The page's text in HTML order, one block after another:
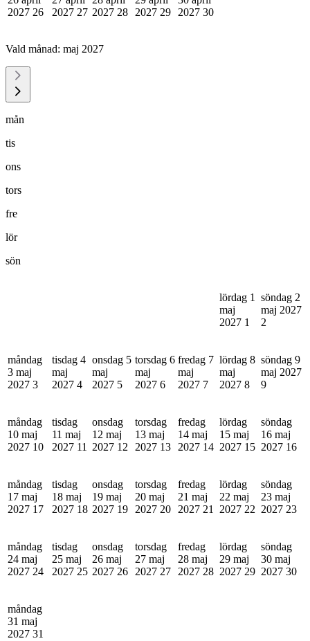
2027 26
2027 27 2027 28
2027 29
2027 30
Vald månad: maj 2027
mån
tis
ons
tors
fre
lör
sön
lördag 1
maj
2027 1
söndag 2
maj 2027
2
måndag
3 maj
2027 3
tisdag 4
maj
2027 4
onsdag 5
maj
2027 5
torsdag 6
maj
2027 6
fredag 7
maj
2027 7
lördag 8
maj
2027 8
söndag 9
maj 2027
9
måndag
10 maj
2027 10
tisdag
11 maj
2027 11
onsdag
12 maj
2027 12
torsdag
13 maj
2027 13
fredag
14 maj
2027 14
lördag
15 maj
2027 15
söndag
16 maj
2027 16
måndag
17 maj
2027 17
tisdag
18 maj
2027 18
onsdag
19 maj
2027 19
torsdag
20 maj
2027 20
fredag
21 maj
2027 21
lördag
22 maj
2027 22
söndag
23 maj
2027 23
måndag
24 maj
2027 24
tisdag
25 maj
2027 25
onsdag
26 maj
2027 26
torsdag
27 maj
2027 27
fredag
28 maj
2027 28
lördag
29 maj
2027 29
söndag
30 maj
2027 30
måndag
31 maj
2027 31